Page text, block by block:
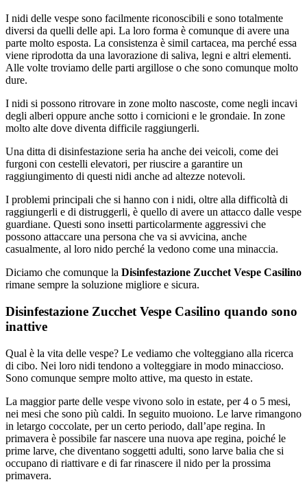
I nidi delle vespe sono facilmente riconoscibili e sono totalmente
diversi da quelli delle api. La loro forma è comunque di avere una
parte molto esposta. La consistenza è simil cartacea, ma perché essa
viene riprodotta da una lavorazione di saliva, legni e altri elementi.
Alle volte troviamo delle parti argillose o che sono comunque molto
dure.
I nidi si possono ritrovare in zone molto nascoste, come negli incavi
degli alberi oppure anche sotto i cornicioni e le grondaie. In zone
molto alte dove diventa difficile raggiungerli.
Una ditta di disinfestazione seria ha anche dei veicoli, come dei
furgoni con cestelli elevatori, per riuscire a garantire un
raggiungimento di questi nidi anche ad altezze notevoli.
I problemi principali che si hanno con i nidi, oltre alla difficoltà di
raggiungerli e di distruggerli, è quello di avere un attacco dalle vespe
guardiane. Questi sono insetti particolarmente aggressivi che
possono attaccare una persona che va si avvicina, anche
casualmente, al loro nido perché la vedono come una minaccia.
Diciamo che comunque la Disinfestazione Zucchet Vespe Casilino
rimane sempre la soluzione migliore e sicura.
Disinfestazione Zucchet Vespe Casilino quando sono
inattive
Qual è la vita delle vespe? Le vediamo che volteggiano alla ricerca
di cibo. Nei loro nidi tendono a volteggiare in modo minaccioso.
Sono comunque sempre molto attive, ma questo in estate.
La maggior parte delle vespe vivono solo in estate, per 4 o 5 mesi,
nei mesi che sono più caldi. In seguito muoiono. Le larve rimangono
in letargo coccolate, per un certo periodo, dall’ape regina. In
primavera è possibile far nascere una nuova ape regina, poiché le
prime larve, che diventano soggetti adulti, sono larve balia che si
occupano di riattivare e di far rinascere il nido per la prossima
primavera.